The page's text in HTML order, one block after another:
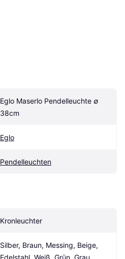
Eglo Maserlo Pendelleuchte ∅
38cm
Eglo
Pendelleuchten
Kronleuchter
Silber, Braun, Messing, Beige,
Edelstahl, Weiß, Grün, Grau,